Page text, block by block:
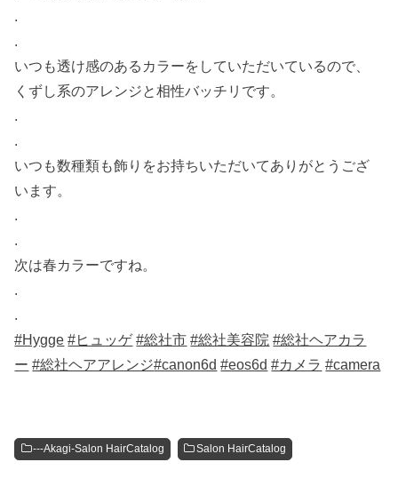
.
.
いつも透け感のあるカラーをしていただいているので、
くずし系のアレンジと相性バッチリです。
.
.
いつも数種類も飾りをお持ちいただいてありがとうござ
います。
.
.
次は春カラーですね。
.
.
#Hygge #ヒュッゲ #総社市 #総社美容院 #総社ヘアカラ
ー #総社ヘアアレンジ#canon6d #eos6d #カメラ #camera
---Akagi-Salon HairCatalog Salon HairCatalog